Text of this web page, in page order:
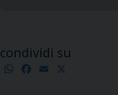
condividi su
WhatsApp
Facebook
Email